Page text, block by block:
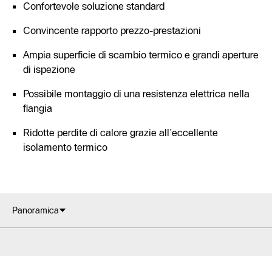
Confortevole soluzione standard
Convincente rapporto prezzo-prestazioni
Ampia superficie di scambio termico e grandi aperture
di ispezione
Possibile montaggio di una resistenza elettrica nella
flangia
Ridotte perdite di calore grazie all’eccellente
isolamento termico
Panoramica